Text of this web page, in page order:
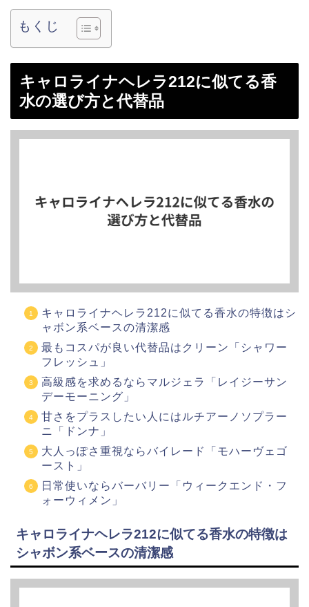
もくじ
キャロライナヘレラ212に似てる香
水の選び方と代替品
キャロライナヘレラ212に似てる香水の特徴はシ
ャボン系ベースの清潔感
最もコスパが良い代替品はクリーン「シャワー
フレッシュ」
高級感を求めるならマルジェラ「レイジーサン
デーモーニング」
甘さをプラスしたい人にはルチアーノソプラー
ニ「ドンナ」
大人っぽさ重視ならバイレード「モハーヴェゴ
ースト」
日常使いならバーバリー「ウィークエンド・フ
ォーウィメン」
キャロライナヘレラ212に似てる香水の特徴は
シャボン系ベースの清潔感